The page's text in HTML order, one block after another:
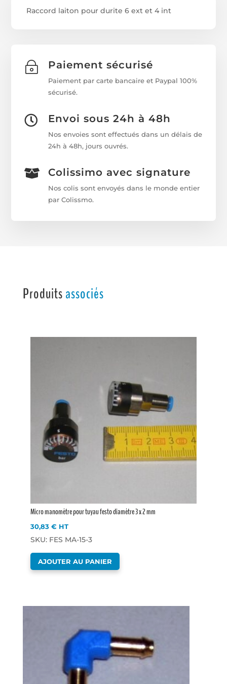
Raccord laiton pour durite 6 ext et 4 int
~ Paiement sécurisé
Paiement par carte bancaire et Paypal 100%
sécurisé.
 Envoi sous 24h à 48h
Nos envoies sont effectués dans un délais de
24h à 48h, jours ouvrés.
 Colissimo avec signature
Nos colis sont envoyés dans le monde entier
par Colissmo.
Produitsassociés
Micro manomètre pour tuyau festo diamètre 3 x 2 mm
30,83 € HT
SKU: FES MA-15-3
AJOUTER AU PANIER